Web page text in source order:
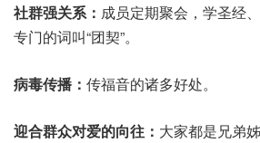
社群强关系： 成员定期聚会，学圣经
专门的词叫“团契”。
病毒传播： 传福音的诸多好处。
迎合群众对爱的向往： 大家都是兄弟